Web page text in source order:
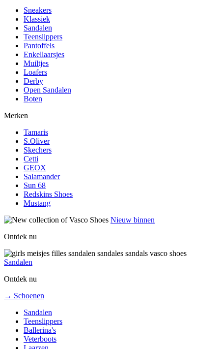
Sneakers
Klassiek
Sandalen
Teenslippers
Pantoffels
Enkellaarsjes
Muiltjes
Loafers
Derby
Open Sandalen
Boten
Merken
Tamaris
S.Oliver
Skechers
Cetti
GEOX
Salamander
Sun 68
Redskins Shoes
Mustang
Nieuw binnen
Ontdek nu
Sandalen
Ontdek nu
→ Schoenen
Sandalen
Teenslippers
Ballerina's
Veterboots